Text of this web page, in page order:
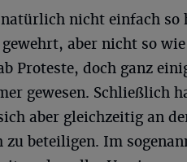
nicht einfach so
aber nicht so
Proteste, doch ganz
gewesen. Schließlich
aber gleichzeitig an
beteiligen. Im